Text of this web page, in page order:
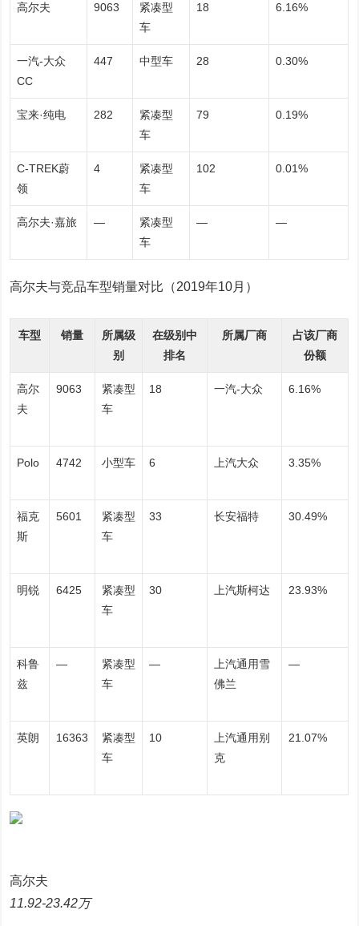
高尔夫 9063
紧凑型
车
18 6.16%
一汽-大众
CC
447 中型车 28 0.30%
宝来·纯电 282
紧凑型
车
79 0.19%
C-TREK蔚
领
4
紧凑型
车
102 0.01%
高尔夫·嘉旅 —
紧凑型
车
— —
高尔夫与竞品车型销量对比（2019年10月）
车型 销量
所属级
别
在级别中
排名
所属厂商
占该厂商
份额
高尔
夫
9063
紧凑型
车
18 一汽-大众 6.16%
Polo 4742 小型车 6 上汽大众 3.35%
福克
斯
5601
紧凑型
车
33 长安福特 30.49%
明锐 6425
紧凑型
车
30 上汽斯柯达 23.93%
科鲁
兹
—
紧凑型
车
—
上汽通用雪
佛兰
—
英朗 16363
紧凑型
车
10
上汽通用别
克
21.07%
高尔夫
11.92-23.42万